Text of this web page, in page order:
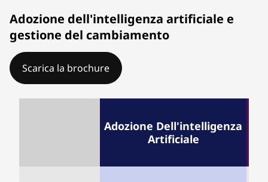
Adozione dell'intelligenza artificiale e
gestione del cambiamento
Scarica la brochure
Adozione Dell'intelligenza
Artificiale